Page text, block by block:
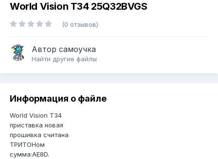
World Vision T34 25Q32BVGS
(0 отзывов)
Автор самоучка
Найти другие файлы
Информация о файле
World Vision T34
приставка новая
прошивка считана
ТРИТОНом
сумма:AE8D.